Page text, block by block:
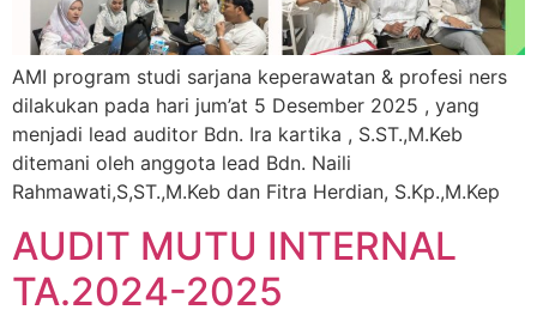
AMI program studi sarjana keperawatan & profesi ners
dilakukan pada hari jum’at 5 Desember 2025 , yang
menjadi lead auditor Bdn. Ira kartika , S.ST.,M.Keb
ditemani oleh anggota lead Bdn. Naili
Rahmawati,S,ST.,M.Keb dan Fitra Herdian, S.Kp.,M.Kep
AUDIT MUTU INTERNAL
TA.2024-2025